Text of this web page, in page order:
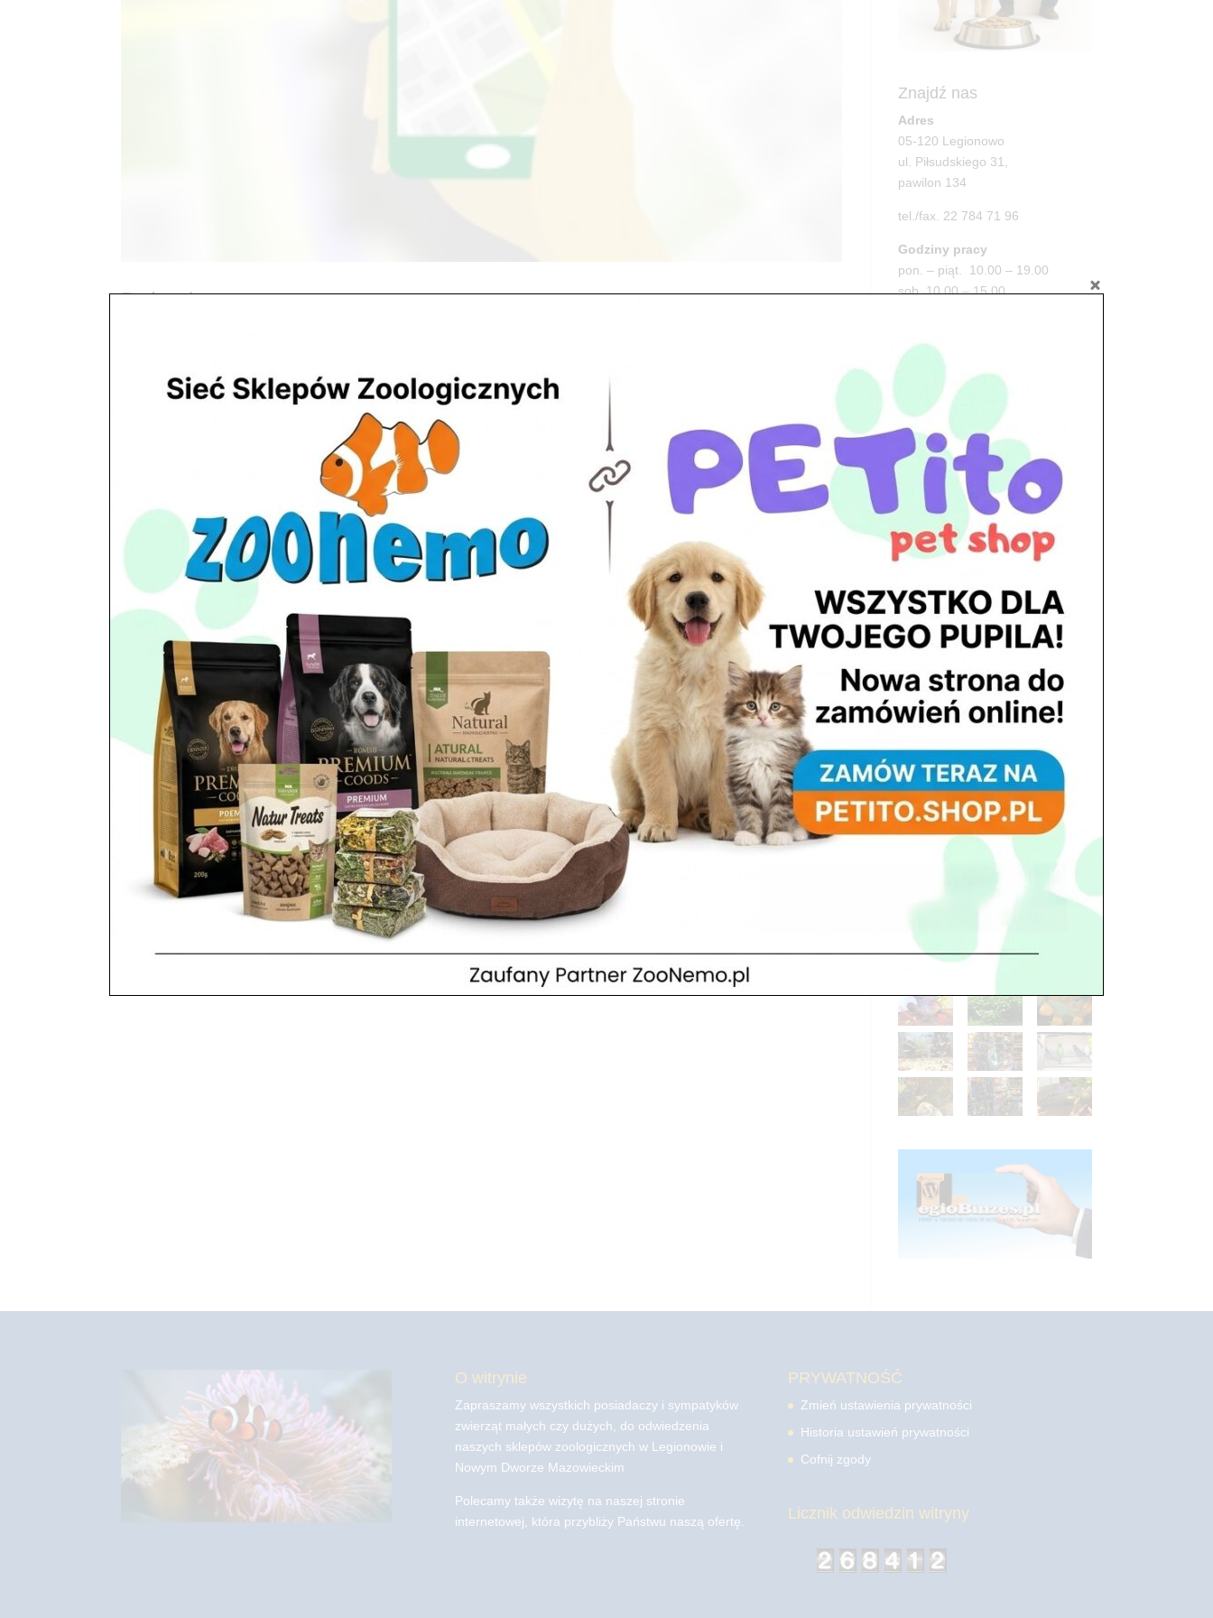
Dojazd
631Zapraszamypon. – piąt. 10.00 – 19.00 sob. 10.00 – 15.00 niedz. zamknięte 05-100 Nowy...
Znajdź nas
Adres
05-120 Legionowo
ul. Piłsudskiego 31,
pawilon 134
tel./fax. 22 784 71 96
Godziny pracy
pon. – piąt. 10.00 – 19.00
sob. 10.00 – 15.00
Adres
05-100 Nowy Dwór Mazowiecki
ul. Leśna 2
tel. 503 900 215
Godziny pracy
pon. – piąt. 10.00 – 19.00
sob. 8.00 – 15.00
niedz. zamknięte
O witrynie
Zapraszamy wszystkich posiadaczy i sympatyków
zwierząt małych czy dużych, do odwiedzenia
naszych sklepów zoologicznych w Legionowie i
Nowym Dworze Mazowieckim
Polecamy także wizytę na naszej stronie
internetowej, która przybliży Państwu naszą ofertę.
PRYWATNOŚĆ
Zmień ustawienia prywatności
Historia ustawień prywatności
Cofnij zgody
Licznik odwiedzin witryny